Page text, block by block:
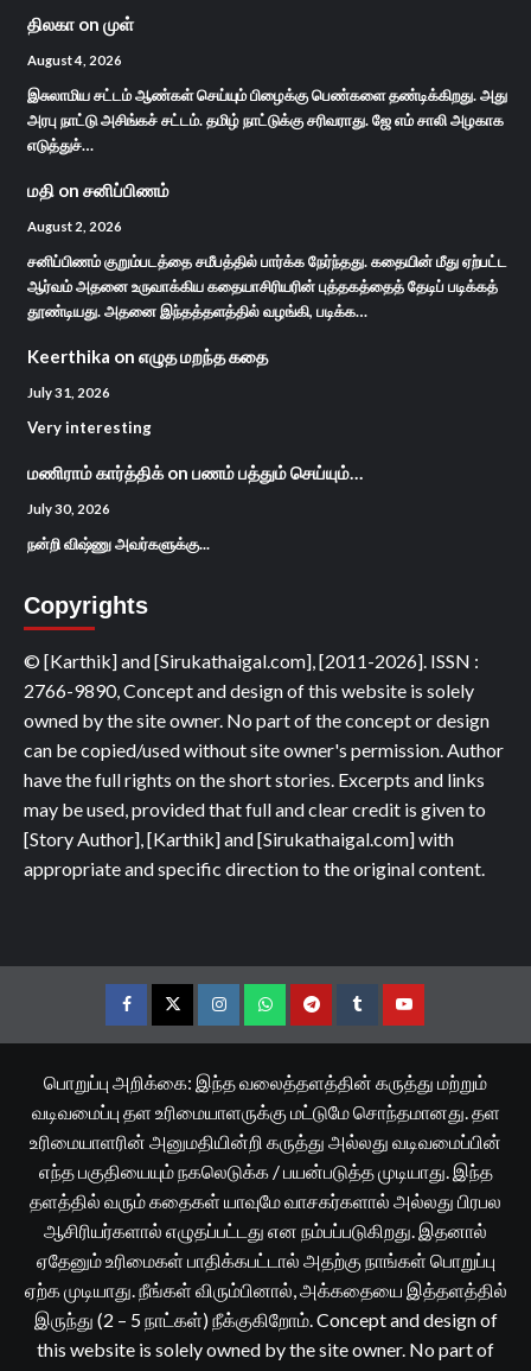
திலகா on முள்
August 4, 2026
இசுலாமிய சட்டம் ஆண்கள் செய்யும் பிழைக்கு பெண்களை தண்டிக்கிறது. அது
அரபு நாட்டு அசிங்கச் சட்டம். தமிழ் நாட்டுக்கு சரிவராது. ஜே எம் சாலி அழகாக
எடுத்துச்…
மதி on சனிப்பிணம்
August 2, 2026
சனிப்பிணம் குறும்படத்தை சமீபத்தில் பார்க்க நேர்ந்தது. கதையின் மீது ஏற்பட்ட
ஆர்வம் அதனை உருவாக்கிய கதையாசிரியரின் புத்தகத்தைத் தேடிப் படிக்கத்
தூண்டியது. அதனை இந்தத்தளத்தில் வழங்கி, படிக்க…
Keerthika on எழுத மறந்த கதை
July 31, 2026
Very interesting
மணிராம் கார்த்திக்on பணம் பத்தும் செய்யும்…
July 30, 2026
நன்றி விஷ்ணு அவர்களுக்கு...
Copyrights
© [Karthik] and [Sirukathaigal.com], [2011-2026]. ISSN :
2766-9890, Concept and design of this website is solely
owned by the site owner. No part of the concept or design
can be copied/used without site owner's permission. Author
have the full rights on the short stories. Excerpts and links
may be used, provided that full and clear credit is given to
[Story Author], [Karthik] and [Sirukathaigal.com] with
appropriate and specific direction to the original content.
FacebookTwitterInstagramWhatsappTelegramTumblrYouTube
பொறுப்பு அறிக்கை: இந்த வலைத்தளத்தின் கருத்து மற்றும்
வடிவமைப்பு தள உரிமையாளருக்கு மட்டுமே சொந்தமானது. தள
உரிமையாளரின் அனுமதியின்றி கருத்து அல்லது வடிவமைப்பின்
எந்த பகுதியையும் நகலெடுக்க / பயன்படுத்த முடியாது. இந்த
தளத்தில் வரும் கதைகள் யாவுமே வாசகர்களால் அல்லது பிரபல
ஆசிரியர்களால் எழுதப்பட்டது என நம்பப்படுகிறது. இதனால்
ஏதேனும் உரிமைகள் பாதிக்கபட்டால் அதற்கு நாங்கள் பொறுப்பு
ஏற்க முடியாது. நீங்கள் விரும்பினால், அக்கதையை இத்தளத்தில்
இருந்து (2 – 5 நாட்கள்) நீக்குகிறோம். Concept and design of
this website is solely owned by the site owner. No part of